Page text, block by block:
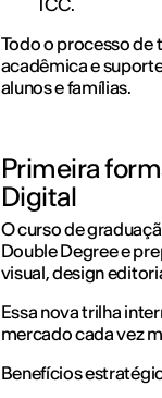
TCC.
Todo o processo de
acadêmica e
alunos e famílias.
Primeira
Digital
O curso de
Double Degree e
visual, design
Essa nova trilha
mercado cada vez
Benefícios